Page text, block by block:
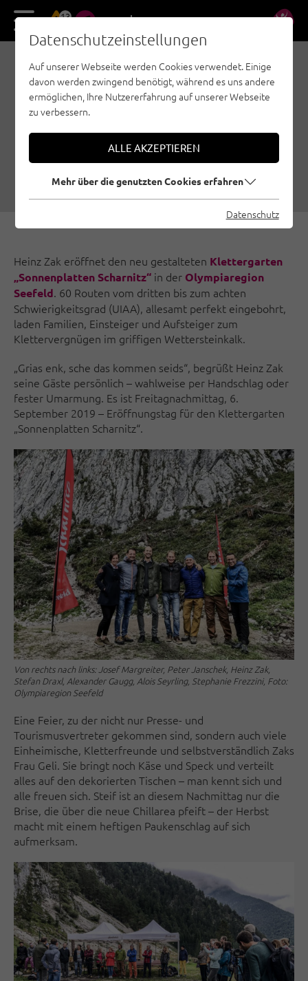
13 DE EN
NEU: DER
KLETTERGARTEN
SONNENPLATTEN
SCHARNITZ
25.09.2019 | Erstellt vonSusa Schreiner |
Familienklettern, Region Seefeld - Tirols Hochplateau, Sportklettern
Heinz Zak eröffnet den neu gestalteten Klettergarten
„Sonnenplatten Scharnitz“ in der Olympiaregion
Seefeld. 60 Routen vom dritten bis zum achten
Schwierigkeitsgrad (UIAA), allesamt perfekt eingebohrt,
laden Familien, Einsteiger und Aufsteiger zum
Klettervergnügen im griffigen Wettersteinkalk.
„Grias enk, sche das kommen seids“, begrüßt Heinz Zak
seine Gäste persönlich – wahlweise per Handschlag oder
fester Umarmung. Es ist Freitagnachmittag, 6.
September 2019 – Eröffnungstag für den Klettergarten
„Sonnenplatten Scharnitz“.
Von rechts nach links: Josef Margreiter, Peter Janschek, Heinz Zak,
Stefan Draxl, Alexander Gaugg, Alois Seyrling, Stephanie Frezzini, Foto:
Olympiaregion Seefeld
Eine Feier, zu der nicht nur Presse- und
Tourismusvertreter gekommen sind, sondern auch viele
Einheimische, Kletterfreunde und selbstverständlich Zaks
Frau Geli. Sie bringt noch Käse und Speck und verteilt
alles auf den dekorierten Tischen – man kennt sich und
alle freuen sich. Steif ist an diesem Nachmittag nur die
Brise, die über die neue Chillarea pfeift – der Herbst
macht mit einem heftigen Paukenschlag auf sich
aufmerksam.
Datenschutzeinstellungen
Auf unserer Webseite werden Cookies verwendet. Einige
davon werden zwingend benötigt, während es uns andere
ermöglichen, Ihre Nutzererfahrung auf unserer Webseite
zu verbessern.
ALLE AKZEPTIEREN
Mehr über die genutzten Cookies erfahren
Datenschutz